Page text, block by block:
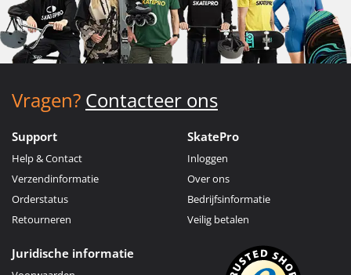
Vragen? Contacteer ons
Support
Help & Contact
Verzendinformatie
Orderstatus
Retourneren
SkatePro
Inloggen
Over ons
Bedrijfsinformatie
Veilig betalen
Juridische informatie